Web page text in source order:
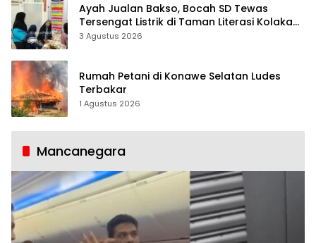
Ayah Jualan Bakso, Bocah SD Tewas
Tersengat Listrik di Taman Literasi Kolaka
Utara
3 Agustus 2026
Rumah Petani di Konawe Selatan Ludes
Terbakar
1 Agustus 2026
Mancanegara